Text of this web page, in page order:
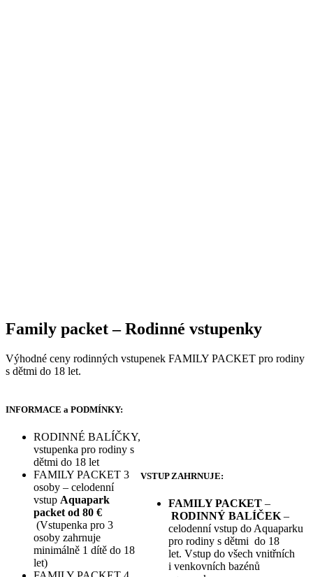
Family packet – Rodinné vstupenky
Výhodné ceny rodinných vstupenek FAMILY PACKET pro rodiny
s dětmi do 18 let.
INFORMACE a PODMÍNKY:
RODINNÉ BALÍČKY,
vstupenka pro rodiny s
dětmi do 18 let
FAMILY PACKET 3
osoby – celodenní
vstup Aquapark
packet od 80 €
(Vstupenka pro 3
osoby zahrnuje
minimálně 1 dítě do 18
let)
VSTUP ZAHRNUJE:
FAMILY PACKET –
RODINNÝ BALÍČEK –
celodenní vstup do Aquaparku
pro rodiny s dětmi do 18
let. Vstup do všech vnitřních
i venkovních bazénů